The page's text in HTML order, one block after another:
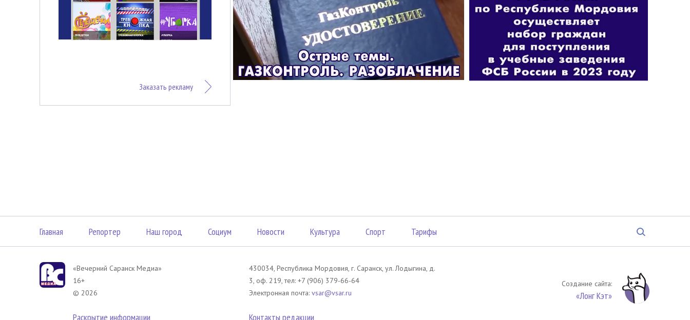
Заказать рекламу
Главная Репортер Наш город Социум Новости Культура Спорт Тарифы
«Вечерний Саранск Mедиа»
16+
© 2026
Раскрытие информации
430034, Республика Мордовия, г. Саранск, ул. Лодыгина, д.
3, оф. 219, тел: +7 (906) 379-66-64
Электронная почта: vsar@vsar.ru
Контакты редакции
Создание сайта:
«Лонг Кэт»